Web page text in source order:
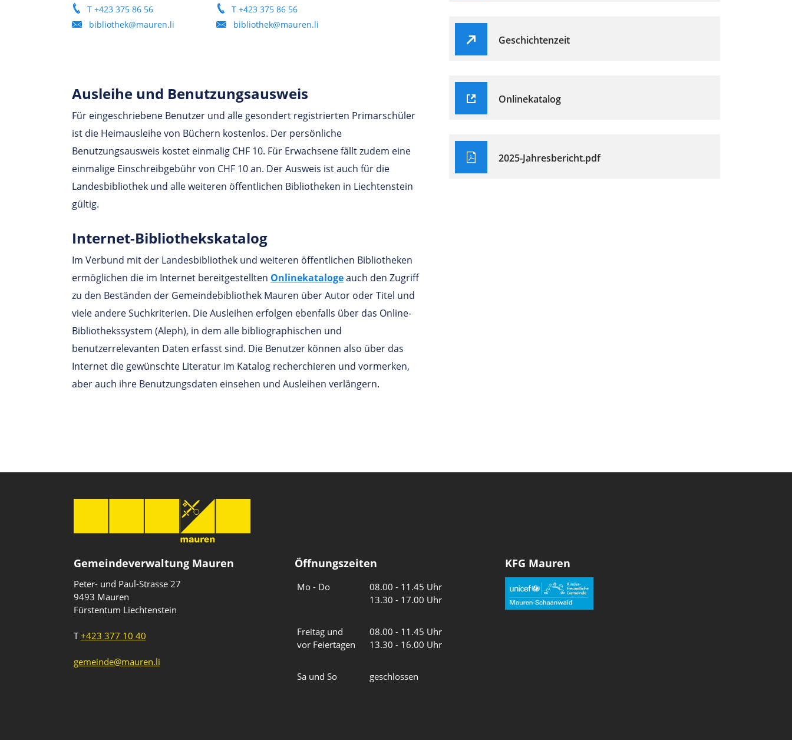
T +423 375 86 56
bibliothek@mauren.li
T +423 375 86 56
bibliothek@mauren.li
Ausleihe und Benutzungsausweis
Für eingeschriebene Benutzer und alle gesondert registrierten Primarschüler
ist die Heimausleihe von Büchern kostenlos. Der persönliche
Benutzungsausweis kostet einmalig CHF 10. Für Erwachsene fällt zudem eine
einmalige Einschreibgebühr von CHF 10 an. Der Ausweis ist auch für die
Landesbibliothek und alle weiteren öffentlichen Bibliotheken in Liechtenstein
gültig.
Internet-Bibliothekskatalog
Im Verbund mit der Landesbibliothek und weiteren öffentlichen Bibliotheken
ermöglichen die im Internet bereitgestellten Onlinekatalogeauch den Zugriff
zu den Beständen der Gemeindebibliothek Mauren über Autor oder Titel und
viele andere Suchkriterien. Die Ausleihen erfolgen ebenfalls über das Online-
Bibliothekssystem (Aleph), in dem alle bibliographischen und
benutzerrelevanten Daten erfasst sind. Die Benutzer können also über das
Internet die gewünschte Literatur im Katalog recherchieren und vormerken,
aber auch ihre Benutzungsdaten einsehen und Ausleihen verlängern.
Geschichtenzeit
Onlinekatalog
2025-Jahresbericht.pdf
Gemeindeverwaltung Mauren
Peter- und Paul-Strasse 27
9493 Mauren
Fürstentum Liechtenstein
T+423 377 10 40
gemeinde@mauren.li
Öffnungszeiten
Mo - Do
08.00 - 11.45 Uhr
13.30 - 17.00 Uhr
Freitag und
vor Feiertagen
08.00 - 11.45 Uhr
13.30 - 16.00 Uhr
Sa und So geschlossen
KFG Mauren